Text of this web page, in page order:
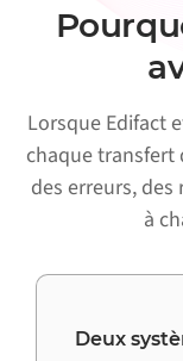
Lorsque Edifact
chaque transfert
des erreurs,
à
Deux